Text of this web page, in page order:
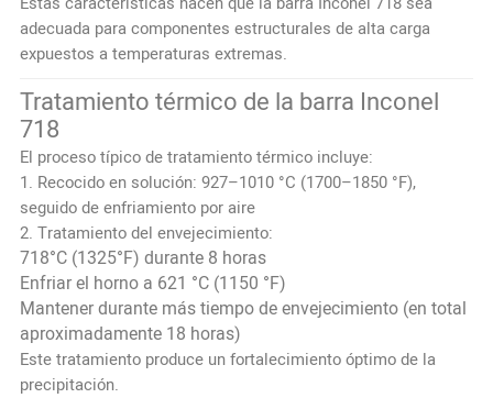
adecuada para componentes estructurales de alta carga
expuestos a temperaturas extremas.
Tratamiento térmico de la barra Inconel
718
El proceso típico de tratamiento térmico incluye:
1. Recocido en solución: 927–1010 °C (1700–1850 °F),
seguido de enfriamiento por aire
2. Tratamiento del envejecimiento:
718°C (1325°F) durante 8 horas
Enfriar el horno a 621 °C (1150 °F)
Mantener durante más tiempo de envejecimiento (en total
aproximadamente 18 horas)
Este tratamiento produce un fortalecimiento óptimo de la
precipitación.